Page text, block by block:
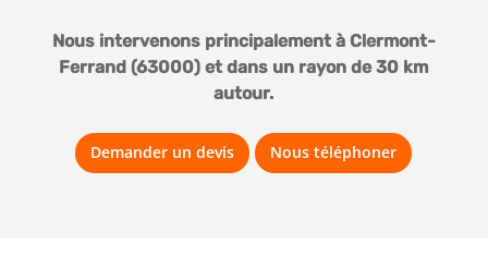
Nous intervenons principalement à Clermont-
Ferrand (63000) et dans un rayon de 30 km
autour.
Demander un devis Nous téléphoner